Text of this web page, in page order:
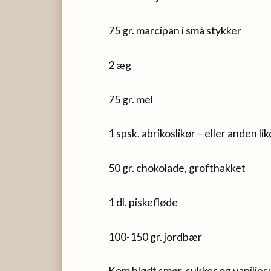
75 gr. marcipan i små stykker
2 æg
75 gr. mel
1 spsk. abrikoslikør – eller anden
50 gr. chokolade, grofthakket
1 dl. piskefløde
100-150 gr. jordbær